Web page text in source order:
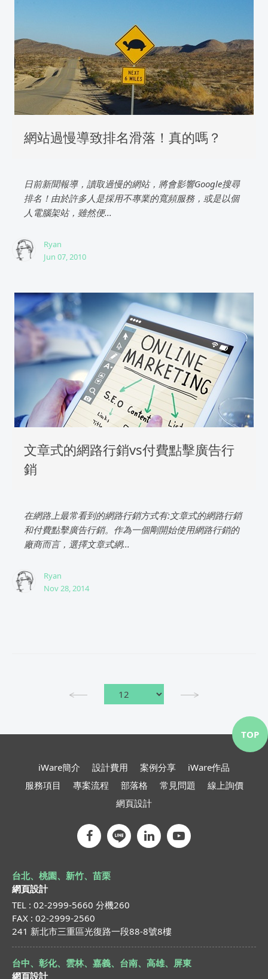
網站過慢導致排名滑落！真的嗎？
日前新聞報導，讀取過慢的網站，將會影響Google搜尋
排名！由於許多人是採用不專業的寬頻服務，或是以個
人電腦架站，雖然便...
Ryan
Jun 07, 2010
文章式的網路行銷vs付費點擊廣告行
銷
在網路上最常看到的網路行銷方式有:文章式的網路行銷
和付費點擊廣告行銷。作為一個剛開始使用網路行銷的
廠商而言，選擇文章式網...
Ryan
Nov 28, 2014
iWare簡介 設計費用 案例分享
iWare作品
服務項目
專案流程 部落格 常見問題
線上詢價
網頁設計
台北、桃園、新竹、苗栗
網頁設計
TEL : 02-2999-5660 分機260
FAX : 02-2999-2560
241 新北市三重區光復路一段88-8號8樓
台中、彰化、雲林、嘉義、台南、高雄、屏東
網頁設計
TOP